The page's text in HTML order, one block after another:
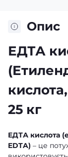
Опис
ЕДТА
25 кг
ЕДТА кислота
EDTA) – це